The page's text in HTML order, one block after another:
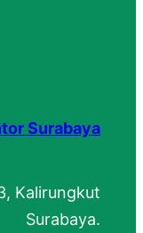
Surabaya
Kalirungkut
Surabaya.